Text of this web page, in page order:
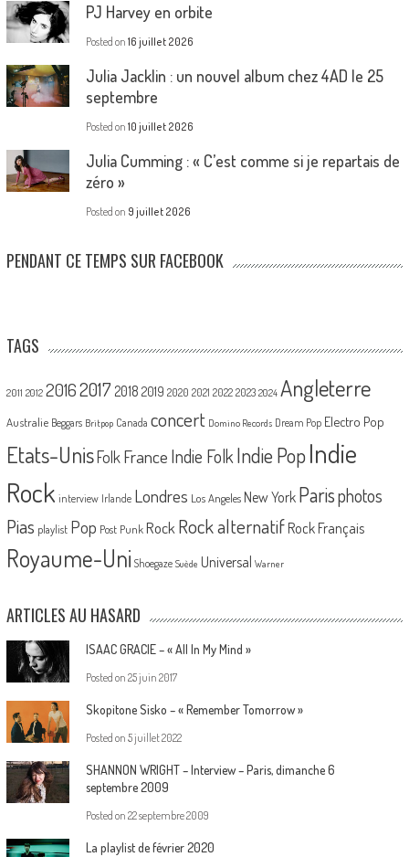
PJ Harvey en orbite
Posted on 16 juillet 2026
Julia Jacklin : un nouvel album chez 4AD le 25
septembre
Posted on 10 juillet 2026
Julia Cumming : « C’est comme si je repartais de
zéro »
Posted on 9 juillet 2026
PENDANT CE TEMPS SUR FACEBOOK
TAGS
2011 2012 20162017 2018 2019 2020 2021 2022 2023 2024 Angleterre
Australie Beggars Britpop Canada concert Domino Records Dream Pop Electro Pop
Etats-UnisFolk France Indie FolkIndie PopIndie
Rock interview Irlande Londres Los Angeles New York Parisphotos
Pias playlist Pop Post Punk Rock Rock alternatif Rock Français
Royaume-Uni Shoegaze Suède Universal Warner
ARTICLES AU HASARD
ISAAC GRACIE – « All In My Mind »
Posted on 25 juin 2017
Skopitone Sisko – « Remember Tomorrow »
Posted on 5 juillet 2022
SHANNON WRIGHT – Interview – Paris, dimanche 6
septembre 2009
Posted on 22 septembre 2009
La playlist de février 2020